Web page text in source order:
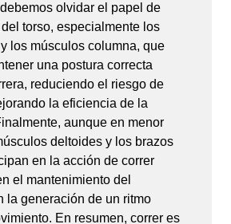
olvidar el papel de
torso, especialmente los
los músculos columna, que
una postura correcta
reduciendo el riesgo de
la eficiencia de la
aunque en menor
deltoides y los brazos
en la acción de correr
el mantenimiento del
la generación de un ritmo
En resumen, correr es